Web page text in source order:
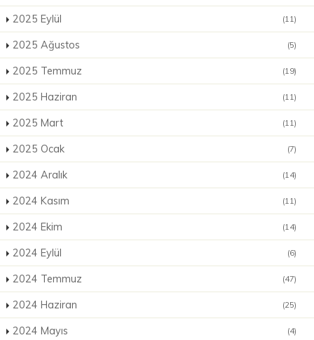
2025 Eylül (11)
2025 Ağustos (5)
2025 Temmuz (19)
2025 Haziran (11)
2025 Mart (11)
2025 Ocak (7)
2024 Aralık (14)
2024 Kasım (11)
2024 Ekim (14)
2024 Eylül (6)
2024 Temmuz (47)
2024 Haziran (25)
2024 Mayıs (4)